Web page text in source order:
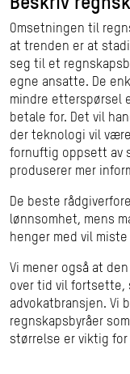
Omsetningen til
at trenden er at
seg til et
egne ansatte. De
mindre etterspørsel
betale for. Det vil
der teknologi vil
fornuftig oppsett av
produserer mer
De beste
lønnsomhet, mens
henger med vil
Vi mener også at
over tid vil fortsette,
advokatbransjen. Vi
regnskapsbyråer
størrelse er viktig for